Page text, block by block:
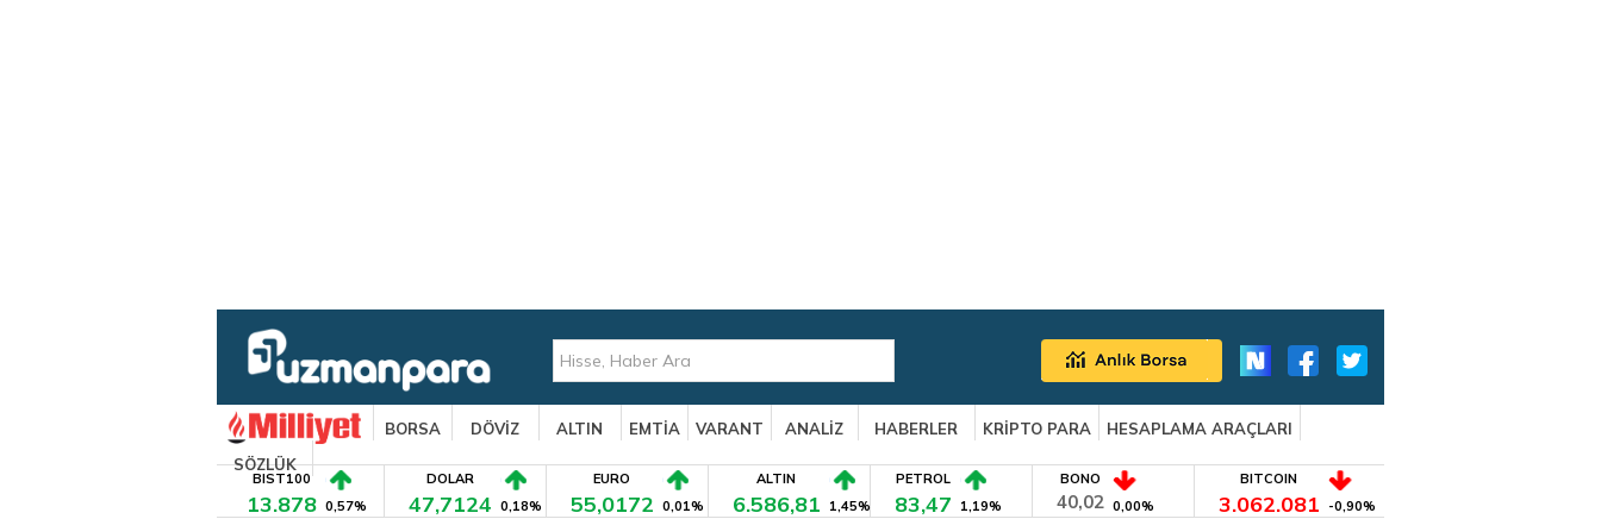
BORSA DÖVİZ ALTIN EMTİA VARANT ANALİZ HABERLER KRİPTO PARA
HESAPLAMA ARAÇLARI
SÖZLÜK
BIST100
13.878 0,57%
DOLAR
47,7124 0,18%
EURO
55,0172 0,01%
ALTIN
6.586,81 1,45%
PETROL
83,47 1,19%
BONO
40,02 0,00%
BITCOIN
3.062.081 -0,90%